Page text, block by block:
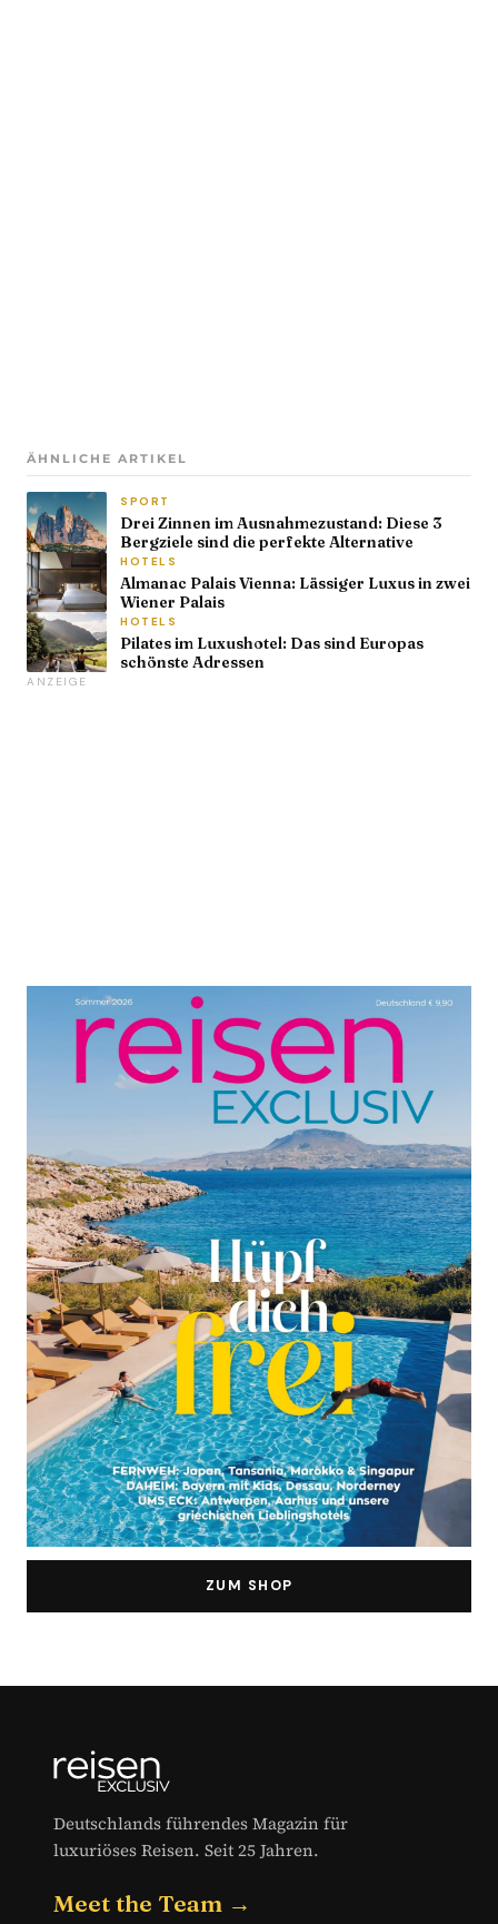
ZUM SHOP
ÄHNLICHE ARTIKEL
SPORT
Drei Zinnen im Ausnahmezustand: Diese 3
Bergziele sind die perfekte Alternative
HOTELS
Almanac Palais Vienna: Lässiger Luxus in zwei
Wiener Palais
HOTELS
Pilates im Luxushotel: Das sind Europas
schönste Adressen
ANZEIGE
Deutschlands führendes Magazin für
luxuriöses Reisen. Seit 25 Jahren.
Meet the Team →